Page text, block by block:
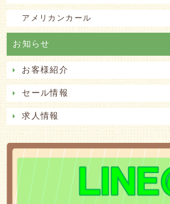
アメリカンカール
お知らせ
お客様紹介
セール情報
求人情報